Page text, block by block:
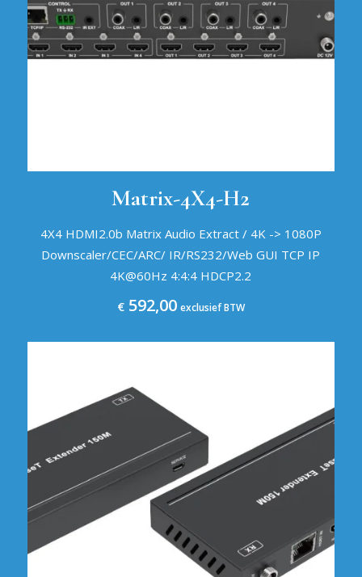
Matrix-4X4-H2
4X4 HDMI2.0b Matrix Audio Extract / 4K -> 1080P
Downscaler/CEC/ARC/ IR/RS232/Web GUI TCP IP
4K@60Hz 4:4:4 HDCP2.2
€592,00 exclusief BTW